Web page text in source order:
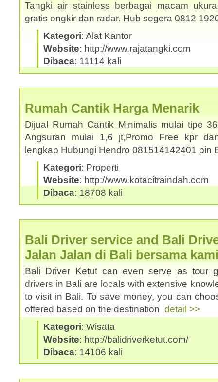
Tangki air stainless berbagai macam
gratis ongkir dan radar. Hub segera 0812
Kategori: Alat Kantor
Website: http://www.rajatangki.com
Dibaca: 11114 kali
Rumah Cantik Harga Menarik
Dijual Rumah Cantik Minimalis mulai tipe
Angsuran mulai 1,6 jt,Promo Free kpr
lengkap Hubungi Hendro 081514142401
Kategori: Properti
Website: http://www.kotacitraindah.com
Dibaca: 18708 kali
Bali Driver service and Bali
Jalan Jalan di Bali bersama kami
Bali Driver Ketut can even serve as tour
drivers in Bali are locals with extensive
to visit in Bali. To save money, you can
offered based on the destination detail >>
Kategori: Wisata
Website: http://balidriverketut.com/
Dibaca: 14106 kali